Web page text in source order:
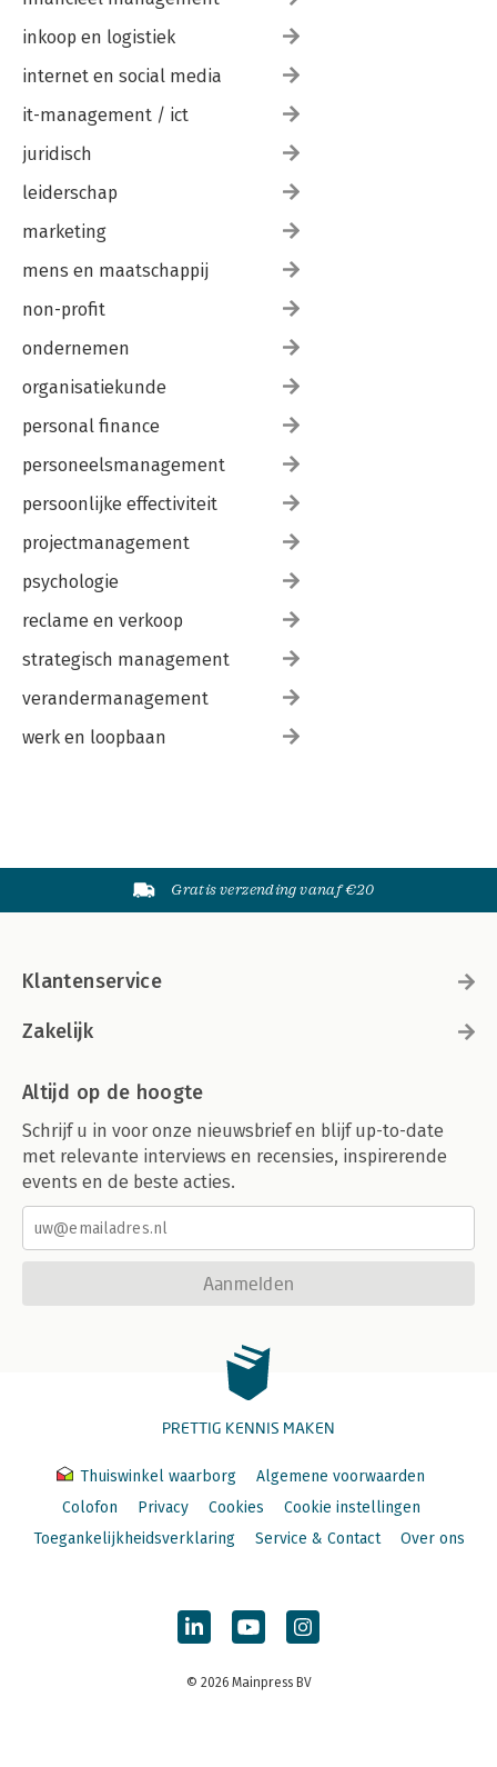
inkoop en logistiek
internet en social media
it-management / ict
juridisch
leiderschap
marketing
mens en maatschappij
non-profit
ondernemen
organisatiekunde
personal finance
personeelsmanagement
persoonlijke effectiviteit
projectmanagement
psychologie
reclame en verkoop
strategisch management
verandermanagement
werk en loopbaan
Gratis verzending vanaf €20
Klantenservice
Zakelijk
Altijd op de hoogte
Schrijf u in voor onze nieuwsbrief en blijf up-to-date
met relevante interviews en recensies, inspirerende
events en de beste acties.
Aanmelden
PRETTIG KENNIS MAKEN
Thuiswinkel waarborg
Algemene voorwaarden
Colofon
Privacy Cookies
Cookie instellingen
Toegankelijkheidsverklaring
Service & Contact Over ons
© 2026 Mainpress BV